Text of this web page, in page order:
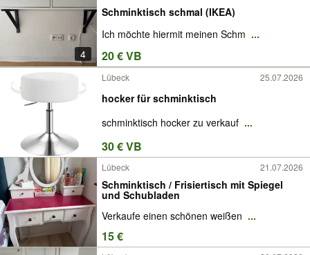
4
Schminktisch schmal (IKEA)
Ich möchte hiermit meinen Schm ...
20 € VB
Lübeck 25.07.2026
hocker für schminktisch
schminktisch hocker zu verkauf ...
30 € VB
Lübeck 21.07.2026
Schminktisch / Frisiertisch mit Spiegel
und Schubladen
Verkaufe einen schönen weißen ...
15 €